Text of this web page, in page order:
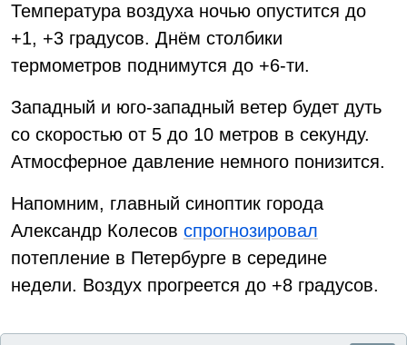
Температура воздуха ночью опустится до
+1, +3 градусов. Днём столбики
термометров поднимутся до +6-ти.
Западный и юго-западный ветер будет дуть
со скоростью от 5 до 10 метров в секунду.
Атмосферное давление немного понизится.
Напомним, главный синоптик города
Александр Колесов спрогнозировал
потепление в Петербурге в середине
недели. Воздух прогреется до +8 градусов.